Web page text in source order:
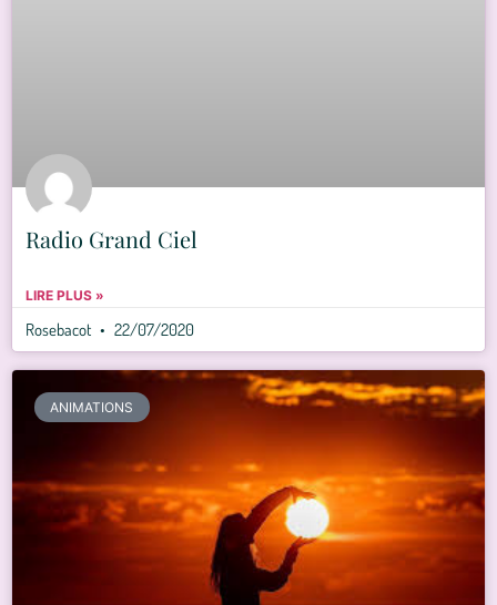
Radio Grand Ciel
LIRE PLUS »
Rosebacot 22/07/2020
ANIMATIONS